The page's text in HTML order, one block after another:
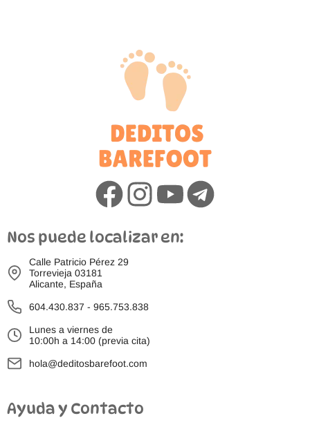
Nos puede localizar en:
Calle Patricio Pérez 29
Torrevieja 03181
Alicante, España
604.430.837 - 965.753.838
Lunes a viernes de
10:00h a 14:00 (previa cita)
hola@deditosbarefoot.com
Ayuda y Contacto